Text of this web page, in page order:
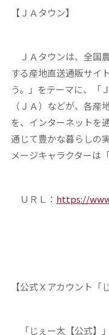
【ＪＡタウン】
ＪＡタウンは、全国
する産地直送通販サイ
う。」をテーマに、「
（ＪＡ）などが、各
を、インターネットを
通じて豊かな暮らしの
メージキャラクターは
ＵＲＬ： https://
【公式Ｘアカウント「
「じぇー太【公式】